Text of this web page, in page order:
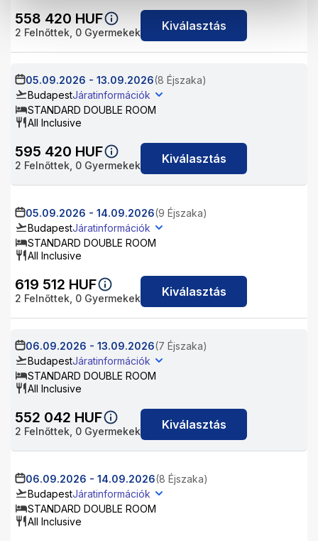
558 420 HUF
2 Felnőttek, 0 Gyermekek Kiválasztás
05.09.2026 - 13.09.2026(8 Éjszaka)
BudapestJáratinformációk
STANDARD DOUBLE ROOM
All Inclusive
595 420 HUF
2 Felnőttek, 0 Gyermekek Kiválasztás
05.09.2026 - 14.09.2026(9 Éjszaka)
BudapestJáratinformációk
STANDARD DOUBLE ROOM
All Inclusive
619 512 HUF
2 Felnőttek, 0 Gyermekek Kiválasztás
06.09.2026 - 13.09.2026(7 Éjszaka)
BudapestJáratinformációk
STANDARD DOUBLE ROOM
All Inclusive
552 042 HUF
2 Felnőttek, 0 Gyermekek Kiválasztás
06.09.2026 - 14.09.2026(8 Éjszaka)
BudapestJáratinformációk
STANDARD DOUBLE ROOM
All Inclusive